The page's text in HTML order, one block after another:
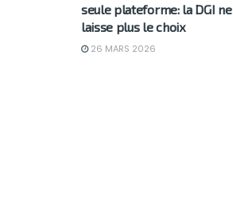
seule plateforme: la DGI ne
laisse plus le choix
26 MARS 2026